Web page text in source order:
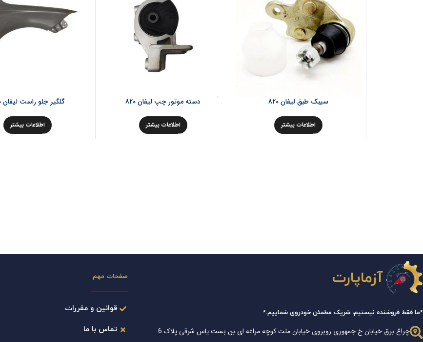
سیبک طبق لیفان 820
اطلاعات بیشتر
دسته موتور چپ لیفان 820
اطلاعات بیشتر
گلگیر جلو راست لیفان 820
اطلاعات بیشتر
آزماپارت
*ما فقط فروشنده نیستیم، شریک مطمئن خودروی شماییم.*
چراغ برق خیابان خ جمهوری روبروی خیابان ملت کوچه مراغه ای بن بست یاس شرقی پلاک 6
صفحات مهم
قوانین و مقررات
تماس با ما